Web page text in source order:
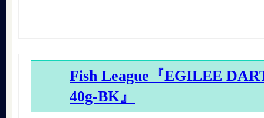
Fish League『EGILEE
40g-BK』